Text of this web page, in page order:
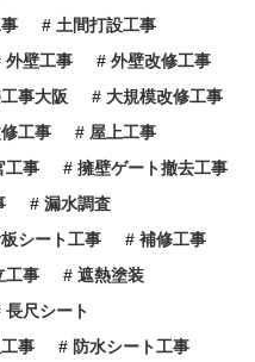
土間打設工事
外壁工事
外壁改修工事
事大阪
大規模改修工事
工事
屋上工事
工事
擁壁ゲート撤去工事
漏水調査
シート工事
補修工事
工事
遮熱塗装
長尺シート
事
防水シート工事